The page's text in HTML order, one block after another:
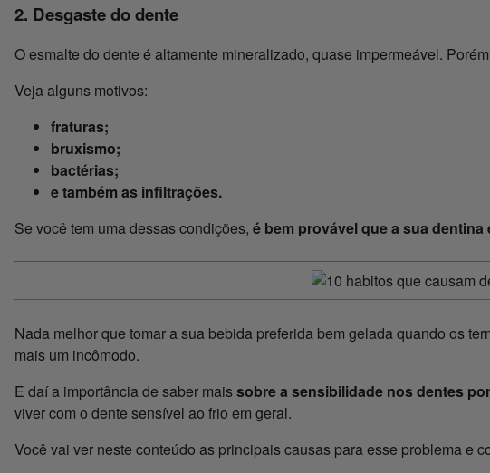
2. Desgaste do dente
O esmalte do dente é altamente mineralizado, quase impermeável.
Veja alguns motivos:
fraturas;
bruxismo;
bactérias;
e também as infiltrações.
Se você tem uma dessas condições, é bem provável que a sua
Nada melhor que tomar a sua bebida preferida bem gelada quando os
mais um incômodo.
E daí a importância de saber maissobre a sensibilidade nos dentes
viver com o dente sensível ao frio em geral.
Você vai ver neste conteúdo as principais causas para esse problema e